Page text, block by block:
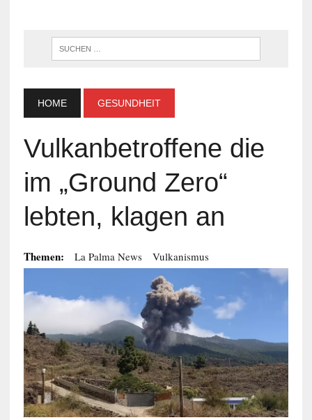
HOME GESUNDHEIT
Vulkanbetroffene die
im „Ground Zero“
lebten, klagen an
Themen: La Palma News Vulkanismus